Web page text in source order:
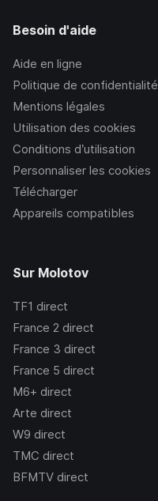
Besoin d'aide
Aide en ligne
Politique de confidentialité
Mentions légales
Utilisation des cookies
Conditions d’utilisation
Personnaliser les cookies
Télécharger
Appareils compatibles
Sur Molotov
TF1 direct
France 2 direct
France 3 direct
France 5 direct
M6+ direct
Arte direct
W9 direct
TMC direct
BFMTV direct